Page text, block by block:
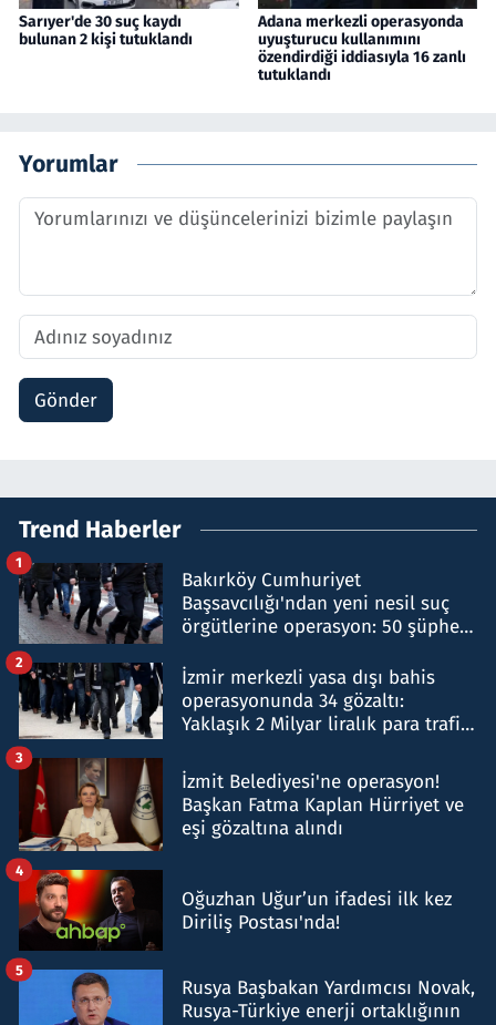
Sarıyer'de 30 suç kaydı
bulunan 2 kişi tutuklandı
Adana merkezli operasyonda
uyuşturucu kullanımını
özendirdiği iddiasıyla 16 zanlı
tutuklandı
Yorumlar
Gönder
Trend Haberler
Bakırköy Cumhuriyet
Başsavcılığı'ndan yeni nesil suç
örgütlerine operasyon: 50 şüpheli
1
İzmir merkezli yasa dışı bahis
operasyonunda 34 gözaltı:
Yaklaşık 2 Milyar liralık para trafiği
2
İzmit Belediyesi'ne operasyon!
Başkan Fatma Kaplan Hürriyet ve
eşi gözaltına alındı
3
Oğuzhan Uğur’un ifadesi ilk kez
Diriliş Postası'nda!
4
Rusya Başbakan Yardımcısı Novak,
Rusya-Türkiye enerji ortaklığının
5